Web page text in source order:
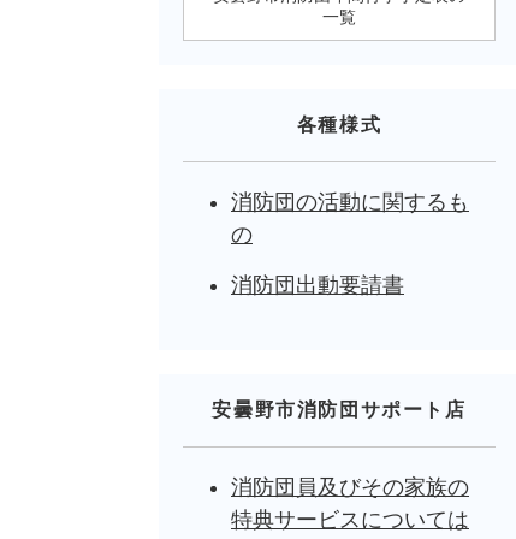
一覧
各種様式
消防団の活動に関するも
の
消防団出動要請書
安曇野市消防団サポート店
消防団員及びその家族の
特典サービスについては